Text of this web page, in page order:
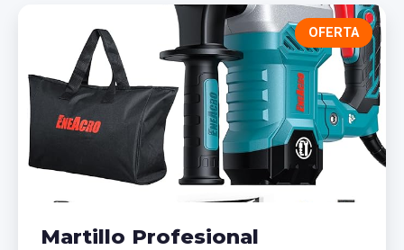
OFERTA
Martillo Profesional